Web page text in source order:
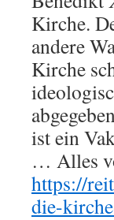
Kirche.
andere
Kirche
ist ein
… Alles
https://
die-